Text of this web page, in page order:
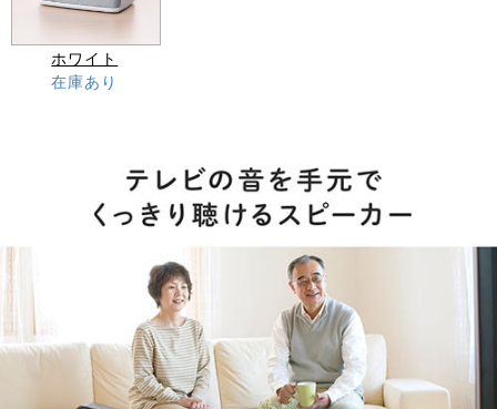
ホワイト
在庫あり